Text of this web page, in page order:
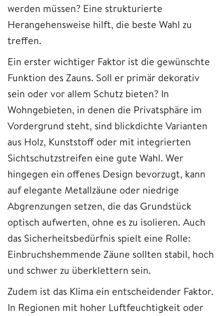
werden müssen? Eine strukturierte
Herangehensweise hilft, die beste Wahl zu
treffen.
Ein erster wichtiger Faktor ist die gewünschte
Funktion des Zauns. Soll er primär dekorativ
sein oder vor allem Schutz bieten? In
Wohngebieten, in denen die Privatsphäre im
Vordergrund steht, sind blickdichte Varianten
aus Holz, Kunststoff oder mit integrierten
Sichtschutzstreifen eine gute Wahl. Wer
hingegen ein offenes Design bevorzugt, kann
auf elegante Metallzäune oder niedrige
Abgrenzungen setzen, die das Grundstück
optisch aufwerten, ohne es zu isolieren. Auch
das Sicherheitsbedürfnis spielt eine Rolle:
Einbruchshemmende Zäune sollten stabil, hoch
und schwer zu überklettern sein.
Zudem ist das Klima ein entscheidender Faktor.
In Regionen mit hoher Luftfeuchtigkeit oder